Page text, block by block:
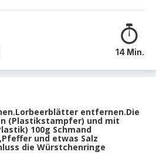
14 Min.
entfernen.Die
(Plastikstampfer) und mit
100g Schmand
und etwas Salz
die Würstchenringe